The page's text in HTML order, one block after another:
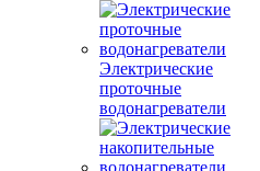
Электрические
проточные
водонагреватели